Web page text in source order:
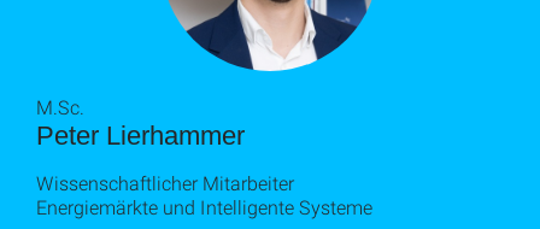
Peter Lierhammer
M.Sc.
Wissenschaftlicher Mitarbeiter
Energiemärkte und Intelligente Systeme